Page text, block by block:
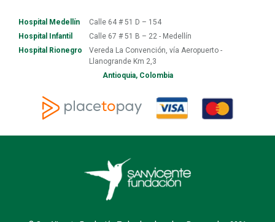
Hospital Medellín
Calle 64 # 51 D – 154
Hospital Infantil
Calle 67 # 51 B – 22 - Medellín
Hospital Rionegro
Vereda La Convención, vía Aeropuerto -
Llanogrande Km 2,3
Antioquia, Colombia